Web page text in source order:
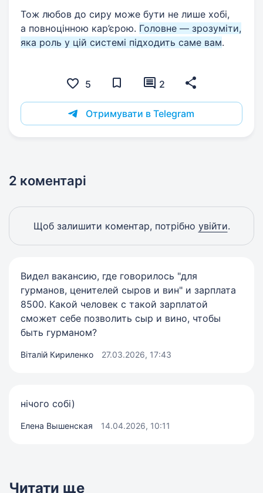
Тож любов до сиру може бути не лише хобі,
а повноцінною кар’єрою. Головне — зрозуміти,
яка роль у цій системі підходить саме вам.
5 2
Отримувати в Telegram
2 коментарі
Щоб залишити коментар, потрібно увійти.
Видел вакансию, где говорилось "для
гурманов, ценителей сыров и вин" и зарплата
8500. Какой человек с такой зарплатой
сможет себе позволить сыр и вино, чтобы
быть гурманом?
Віталій Кириленко 27.03.2026, 17:43
нічого собі)
Елена Вышенская 14.04.2026, 10:11
Читати ще